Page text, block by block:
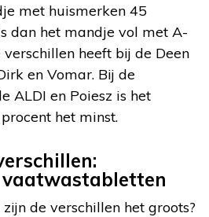
met huismerken 45
dan het mandje vol met A-
heeft bij de Deen
en Vomar. Bij de
ALDI en Poiesz is het
het minst.
de verschillen het groots?